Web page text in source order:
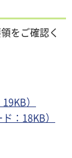
をご確認く
）
：18KB）